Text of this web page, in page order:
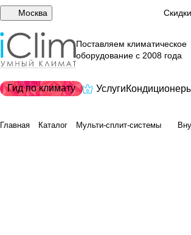
Москва Скидки
Поставляем климатическое
оборудование с 2008 года
Гид по климату Услуги
Главная Каталог Мульти-сплит-системы